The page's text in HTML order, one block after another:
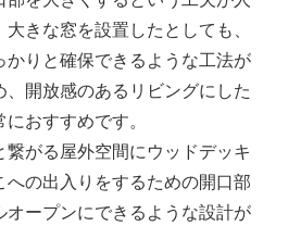
きな窓を設置したとしても、
かりと確保できるような工法が
、開放感のあるリビングにした
おすすめです。
がる屋外空間にウッドデッキ
への出入りをするための開口部
オープンにできるような設計が